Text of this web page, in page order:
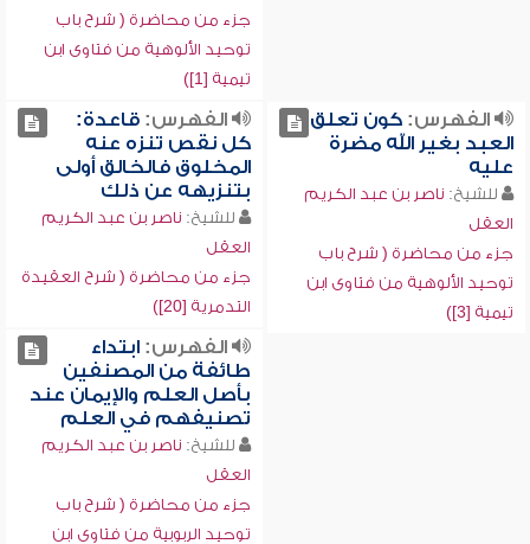
جزء من محاضرة ( شرح باب
توحيد الألوهية من فتاوى ابن
تيمية [1])
الفهرس:كون تعلق
العبد بغير الله مضرة
عليه
للشيخ: ناصر بن عبد الكريم
العقل
جزء من محاضرة ( شرح باب
توحيد الألوهية من فتاوى ابن
تيمية [3])
الفهرس:قاعدة:
كل نقص تنزه عنه
المخلوق فالخالق أولى
بتنزيهه عن ذلك
للشيخ: ناصر بن عبد الكريم
العقل
جزء من محاضرة ( شرح العقيدة
التدمرية [20])
الفهرس:ابتداء
طائفة من المصنفين
بأصل العلم والإيمان عند
تصنيفهم في العلم
للشيخ: ناصر بن عبد الكريم
العقل
جزء من محاضرة ( شرح باب
توحيد الربوبية من فتاوى ابن